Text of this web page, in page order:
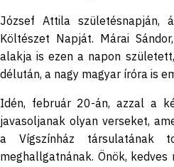
József Attila születésnapján,
Költészet Napját. Márai
alakja is ezen a napon
délután, a nagy magyar íróra is
Idén, február 20-án, azzal a
javasoljanak olyan verseket,
a Vígszínház társulatának
meghallgatnának. Önök,